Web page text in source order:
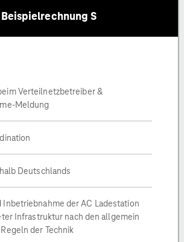
Beispielrechnung S
Verteilnetzbetreiber &
Meldung
Deutschlands
Inbetriebnahme der AC Ladestation
Infrastruktur nach den allgemein
der Technik